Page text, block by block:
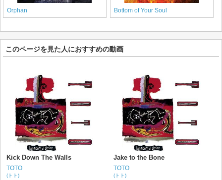
Orphan Bottom of Your Soul
このページを見た人におすすめの動画
Kick Down The Walls
TOTO
(トト)
Jake to the Bone
TOTO
(トト)